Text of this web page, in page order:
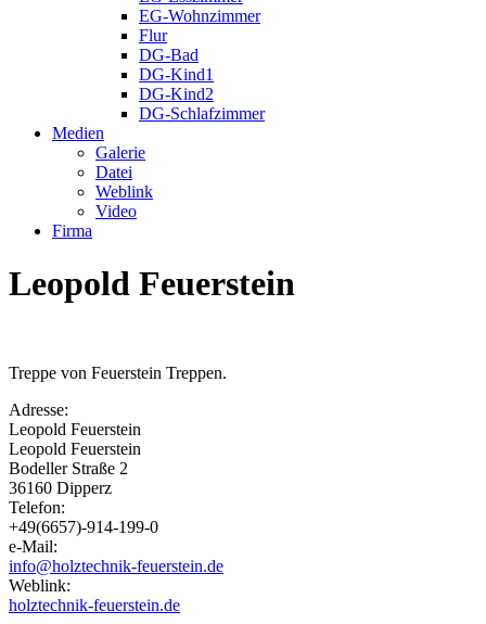
EG-Wohnzimmer
Flur
DG-Bad
DG-Kind1
DG-Kind2
DG-Schlafzimmer
Medien
Galerie
Datei
Weblink
Video
Firma
Leopold Feuerstein
Treppe von Feuerstein Treppen.
Adresse:
Leopold Feuerstein
Leopold Feuerstein
Bodeller Straße 2
36160 Dipperz
Telefon:
+49(6657)-914-199-0
e-Mail:
info@holztechnik-feuerstein.de
Weblink:
holztechnik-feuerstein.de